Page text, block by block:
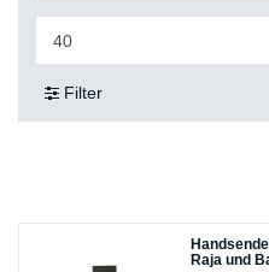
Filter
Raja und